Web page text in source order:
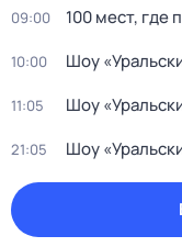
09:00 100 мест, где
10:00 Шоу
11:05 Шоу
21:05 Шоу